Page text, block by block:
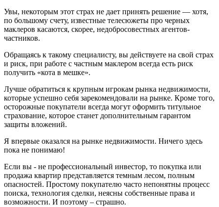
Увы, некоторым этот страх не дает принять решение — хотя,
по большому счету, известные телесюжеты про черных
маклеров касаются, скорее, недобросовестных агентов-
частников.
Обращаясь к такому специалисту, вы действуете на свой страх
и риск, при работе с частным маклером всегда есть риск
получить «кота в мешке».
Лучше обратиться к крупным игрокам рынка недвижимости,
которые успешно себя зарекомендовали на рынке. Кроме того,
осторожные покупатели всегда могут оформить титульное
страхование, которое станет дополнительным гарантом
защиты вложений.
Я впервые оказался на рынке недвижимости. Ничего здесь
пока не понимаю!
Если вы - не профессиональный инвестор, то покупка или
продажа квартир представляется темным лесом, полным
опасностей. Простому покупателю часто непонятны процесс
поиска, технология сделки, неясны собственные права и
возможности. И поэтому – страшно.